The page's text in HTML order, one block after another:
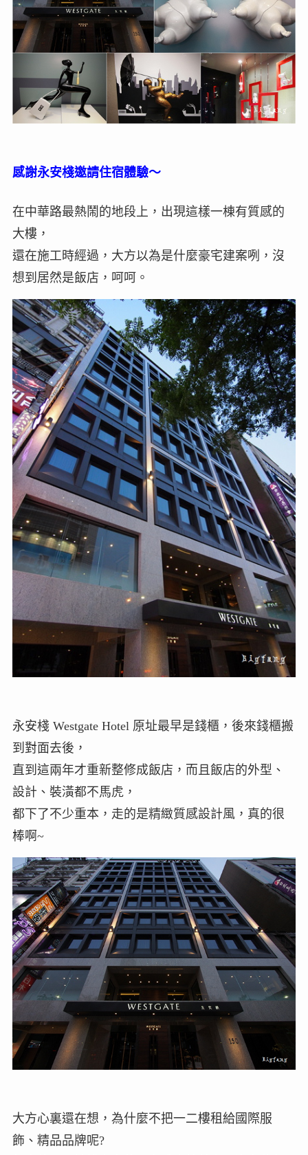
感謝永安棧邀請住宿體驗～
在中華路最熱鬧的地段上，出現這樣一棟有質感的
大樓，
還在施工時經過，大方以為是什麼豪宅建案咧，沒
想到居然是飯店，呵呵。
永安棧 Westgate Hotel 原址最早是錢櫃，後來錢櫃搬
到對面去後，
直到這兩年才重新整修成飯店，而且飯店的外型、
設計、裝潢都不馬虎，
都下了不少重本，走的是精緻質感設計風，真的很
棒啊~
大方心裏還在想，為什麼不把一二樓租給國際服
飾、精品品牌呢?